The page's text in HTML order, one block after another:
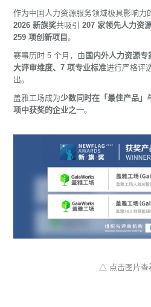
作为中国人力资源服务领域极具影响力
2026 新旗奖共吸引207 家领先人力资
259 项创新项目。
赛事历时 5 个月，由 国内外人力资源
大评审维度、7 项专业标准进行严格评
出。
盖雅工场成为少数同时在「最佳产品」
项中获奖的企业之一。
△ 点击图片查